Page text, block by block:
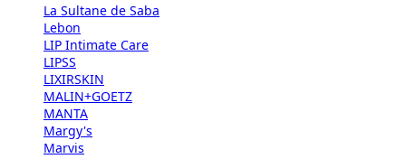
La Sultane de Saba
Lebon
LIP Intimate Care
LIPSS
LIXIRSKIN
MALIN+GOETZ
MANTA
Margy's
Marvis